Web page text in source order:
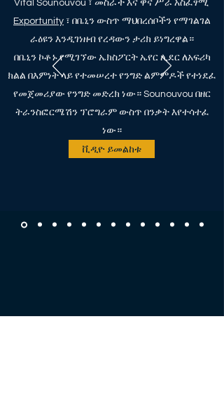
Vital Sounouvou ፣ መስራች እና ዋና ሥራ አስፈፃሚ
Exportunity ፣ በቤኒን ውስጥ ማህበረሰቦችን የማገልገል
ራዕዩን እንዲገነዘብ የረዳውን ታሪክ ይነግረዋል።
በቤኒን ኮቶኑ የሚገኘው ኤክስፖርት ኤየር ሊደር ለአፍሪካ
ክልል በእምነት ላይ የተመሠረተ የንግድ ልምምዶች የተነደፈ
የመጀመሪያው የንግድ መድረክ ነው። Sounouvou በዘር
ትራንስፎርሜሽን ፕሮግራም ውስጥ በንቃት እየተሳተፈ
ነው።
ቪዲዮ ይመልከቱ